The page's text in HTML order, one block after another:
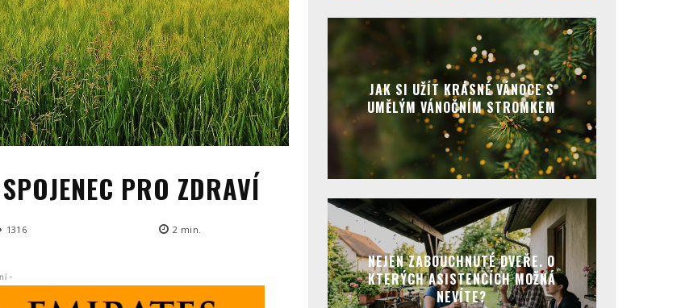
PRO ZDRAVÍ
1316 2 min.
-
JAK SI UŽÍT KRÁSNÉ VÁNOCE S
UMĚLÝM VÁNOČNÍM STROMKEM
NEJEN ZABOUCHNUTÉ DVEŘE. O
KTERÝCH ASISTENCÍCH MOŽNÁ
NEVÍTE?